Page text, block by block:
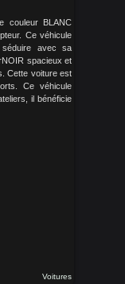
couleur BLANC
Ce véhicule
avec sa
spacieux et
Cette voiture est
Ce véhicule
il bénéficie
Voitures